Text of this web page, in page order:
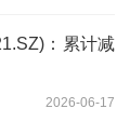
：累计减
2026-06-17